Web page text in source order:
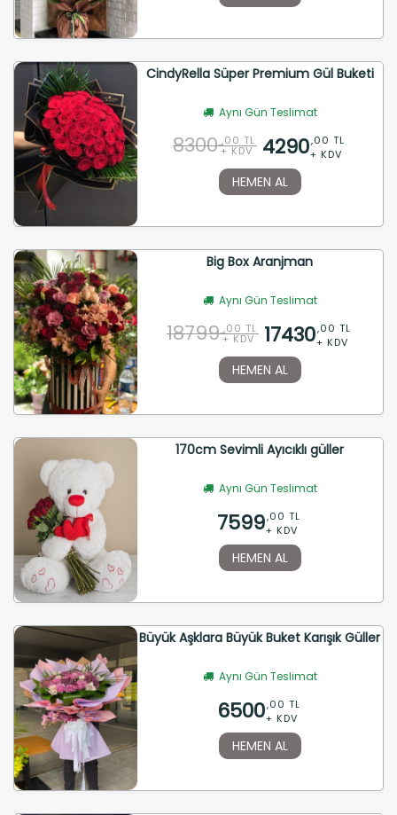
CindyRella Süper Premium Gül Buketi
Aynı Gün Teslimat
8300 ,00 TL
+ KDV 4290,00 TL
+ KDV
HEMEN AL
Big Box Aranjman
Aynı Gün Teslimat
18799 ,00 TL
+ KDV 17430,00 TL
+ KDV
HEMEN AL
170cm Sevimli Ayıcıklı güller
Aynı Gün Teslimat
7599,00 TL
+ KDV
HEMEN AL
Büyük Aşklara Büyük Buket Karışık Güller
Aynı Gün Teslimat
6500,00 TL
+ KDV
HEMEN AL